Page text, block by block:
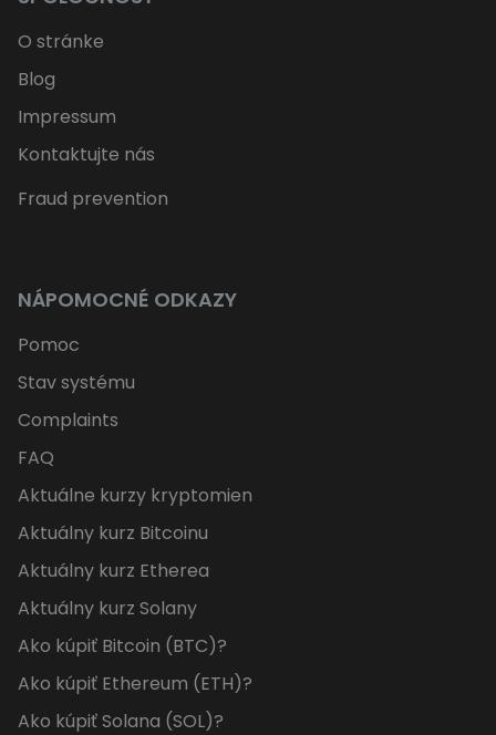
O stránke
Blog
Impressum
Kontaktujte nás
Fraud prevention
NÁPOMOCNÉ ODKAZY
Pomoc
Stav systému
Complaints
FAQ
Aktuálne kurzy kryptomien
Aktuálny kurz Bitcoinu
Aktuálny kurz Etherea
Aktuálny kurz Solany
Ako kúpiť Bitcoin (BTC)?
Ako kúpiť Ethereum (ETH)?
Ako kúpiť Solana (SOL)?